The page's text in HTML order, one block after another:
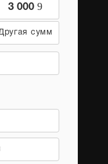
3 000 9